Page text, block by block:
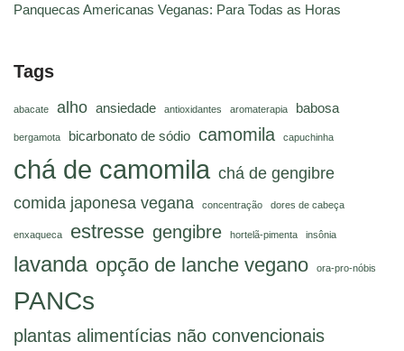
Panquecas Americanas Veganas: Para Todas as Horas
Tags
abacate alho ansiedade antioxidantes aromaterapia babosa
bergamota bicarbonato de sódio camomila capuchinha
chá de camomila chá de gengibre
comida japonesa vegana
concentração dores de cabeça
enxaqueca estresse gengibre hortelã-pimenta insônia
lavanda opção de lanche vegano ora-pro-nóbis
PANCs
plantas alimentícias não convencionais